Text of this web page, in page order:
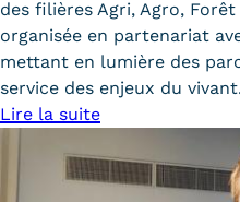
des filières Agri, Agro,
organisée en partenariat
mettant en lumière des
service des enjeux du vivant.
Lire la suite